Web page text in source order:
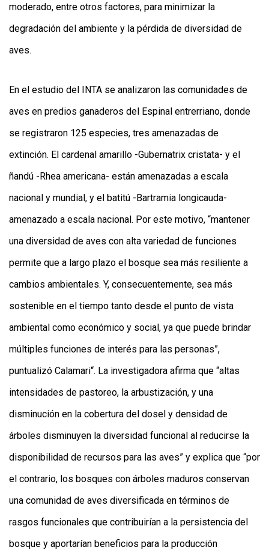
moderado, entre otros factores, para minimizar la
degradación del ambiente y la pérdida de diversidad de
aves.
En el estudio del INTA se analizaron las comunidades de
aves en predios ganaderos del Espinal entrerriano, donde
se registraron 125 especies, tres amenazadas de
extinción. El cardenal amarillo -Gubernatrix cristata- y el
ñandú -Rhea americana- están amenazadas a escala
nacional y mundial, y el batitú -Bartramia longicauda-
amenazado a escala nacional. Por este motivo, “mantener
una diversidad de aves con alta variedad de funciones
permite que a largo plazo el bosque sea más resiliente a
cambios ambientales. Y, consecuentemente, sea más
sostenible en el tiempo tanto desde el punto de vista
ambiental como económico y social, ya que puede brindar
múltiples funciones de interés para las personas”,
puntualizó Calamari“. La investigadora afirma que “altas
intensidades de pastoreo, la arbustización, y una
disminución en la cobertura del dosel y densidad de
árboles disminuyen la diversidad funcional al reducirse la
disponibilidad de recursos para las aves” y explica que “por
el contrario, los bosques con árboles maduros conservan
una comunidad de aves diversificada en términos de
rasgos funcionales que contribuirían a la persistencia del
bosque y aportarían beneficios para la producción